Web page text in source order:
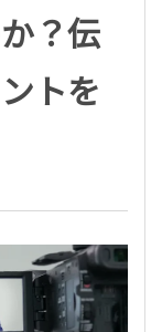
？伝
トを